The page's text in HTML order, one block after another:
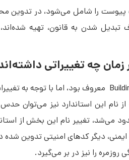
دیگر کدهای امنیتی تدوین